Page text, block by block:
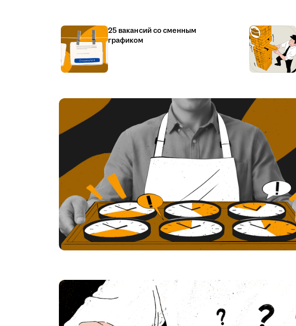
25 вакансий со сменным
графиком